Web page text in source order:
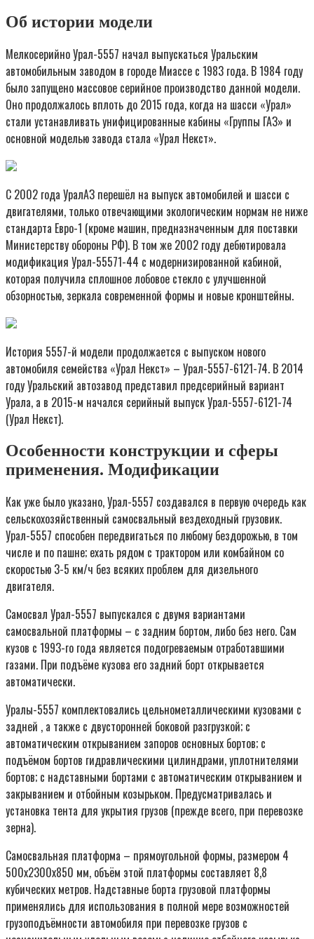
Об истории модели
Мелкосерийно Урал-5557 начал выпускаться Уральским
автомобильным заводом в городе Миассе с 1983 года. В 1984 году
было запущено массовое серийное производство данной модели.
Оно продолжалось вплоть до 2015 года, когда на шасси «Урал»
стали устанавливать унифицированные кабины «Группы ГАЗ» и
основной моделью завода стала «Урал Некст».
С 2002 года УралАЗ перешёл на выпуск автомобилей и шасси с
двигателями, только отвечающими экологическим нормам не ниже
стандарта Евро-1 (кроме машин, предназначенным для поставки
Министерству обороны РФ). В том же 2002 году дебютировала
модификация Урал-55571-44 с модернизированной кабиной,
которая получила сплошное лобовое стекло с улучшенной
обзорностью, зеркала современной формы и новые кронштейны.
История 5557-й модели продолжается с выпуском нового
автомобиля семейства «Урал Некст» – Урал-5557-6121-74. В 2014
году Уральский автозавод представил предсерийный вариант
Урала, а в 2015-м начался серийный выпуск Урал-5557-6121-74
(Урал Некст).
Особенности конструкции и сферы
применения. Модификации
Как уже было указано, Урал-5557 создавался в первую очередь как
сельскохозяйственный самосвальный вездеходный грузовик.
Урал-5557 способен передвигаться по любому бездорожью, в том
числе и по пашне; ехать рядом с трактором или комбайном со
скоростью 3-5 км/ч без всяких проблем для дизельного
двигателя.
Самосвал Урал-5557 выпускался с двумя вариантами
самосвальной платформы – с задним бортом, либо без него. Сам
кузов с 1993-го года является подогреваемым отработавшими
газами. При подъёме кузова его задний борт открывается
автоматически.
Уралы-5557 комплектовались цельнометаллическими кузовами с
задней , а также с двусторонней боковой разгрузкой; с
автоматическим открыванием запоров основных бортов; с
подъёмом бортов гидравлическими цилиндрами, уплотнителями
бортов; с надставными бортами с автоматическим открыванием и
закрыванием и отбойным козырьком. Предусматривалась и
установка тента для укрытия грузов (прежде всего, при перевозке
зерна).
Самосвальная платформа – прямоугольной формы, размером 4
500х2300х850 мм, объём этой платформы составляет 8,8
кубических метров. Надставные борта грузовой платформы
применялись для использования в полной мере возможностей
грузоподъёмности автомобиля при перевозке грузов с